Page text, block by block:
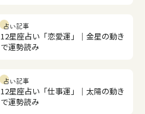
占い記事
12星座占い「恋愛運」｜金星の動き
で運勢読み
占い記事
12星座占い「仕事運」｜太陽の動き
で運勢読み